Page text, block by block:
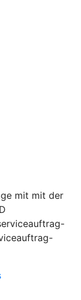
mit mit der